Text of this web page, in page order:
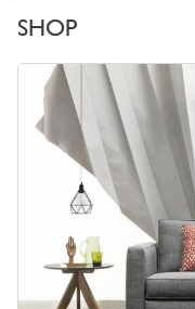
SHOP